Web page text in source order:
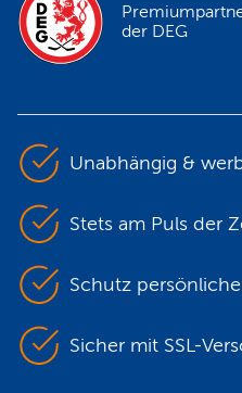
der DEG
Unabhängig &
Stets am Puls der
Schutz
Sicher mit SSL-